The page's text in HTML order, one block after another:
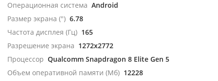
Операционная система Android
Размер экрана (") 6.78
Частота дисплея (Гц) 165
Разрешение экрана 1272x2772
Процессор Qualcomm Snapdragon 8 Elite Gen 5
Объем оперативной памяти (Мб) 12228